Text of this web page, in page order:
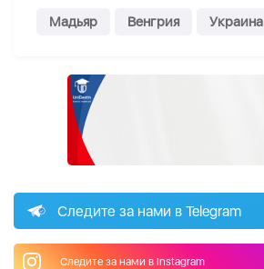
Мадьяр Венгрия Украина
Следите за нами в Telegram
Следите за нами в Instagram